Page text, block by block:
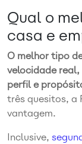
Qual o
casa e
O melhor tipo
velocidade
perfil e
três quesitos, a
vantagem.
Inclusive,